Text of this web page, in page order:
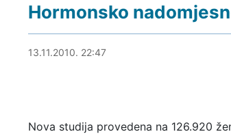
Hormonsko
04.01.2011. 15:20
13.11.2010. 22:47
Nova studija provedena na 126.920